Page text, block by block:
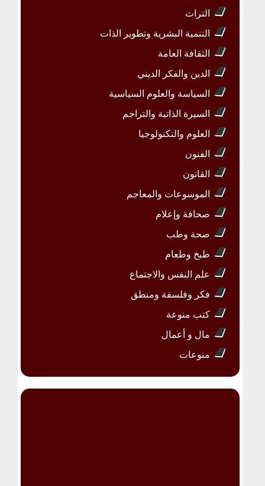
التراث
التنمية البشرية وتطوير الذات
الثقافة العامة
الدين والفكر الديني
السياسة والعلوم السياسية
السيرة الذاتية والتراجم
العلوم والتكنولوجيا
الفنون
القانون
الموسوعات والمعاجم
صحافة وإعلام
صحة وطب
طبخ وطعام
علم النفس والاجتماع
فكر وفلسفة ومنطق
كتب منوعة
مال و أعمال
منوعات